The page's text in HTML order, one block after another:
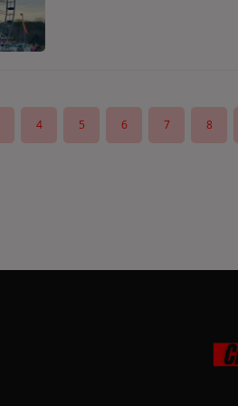
4 5 6 7 8